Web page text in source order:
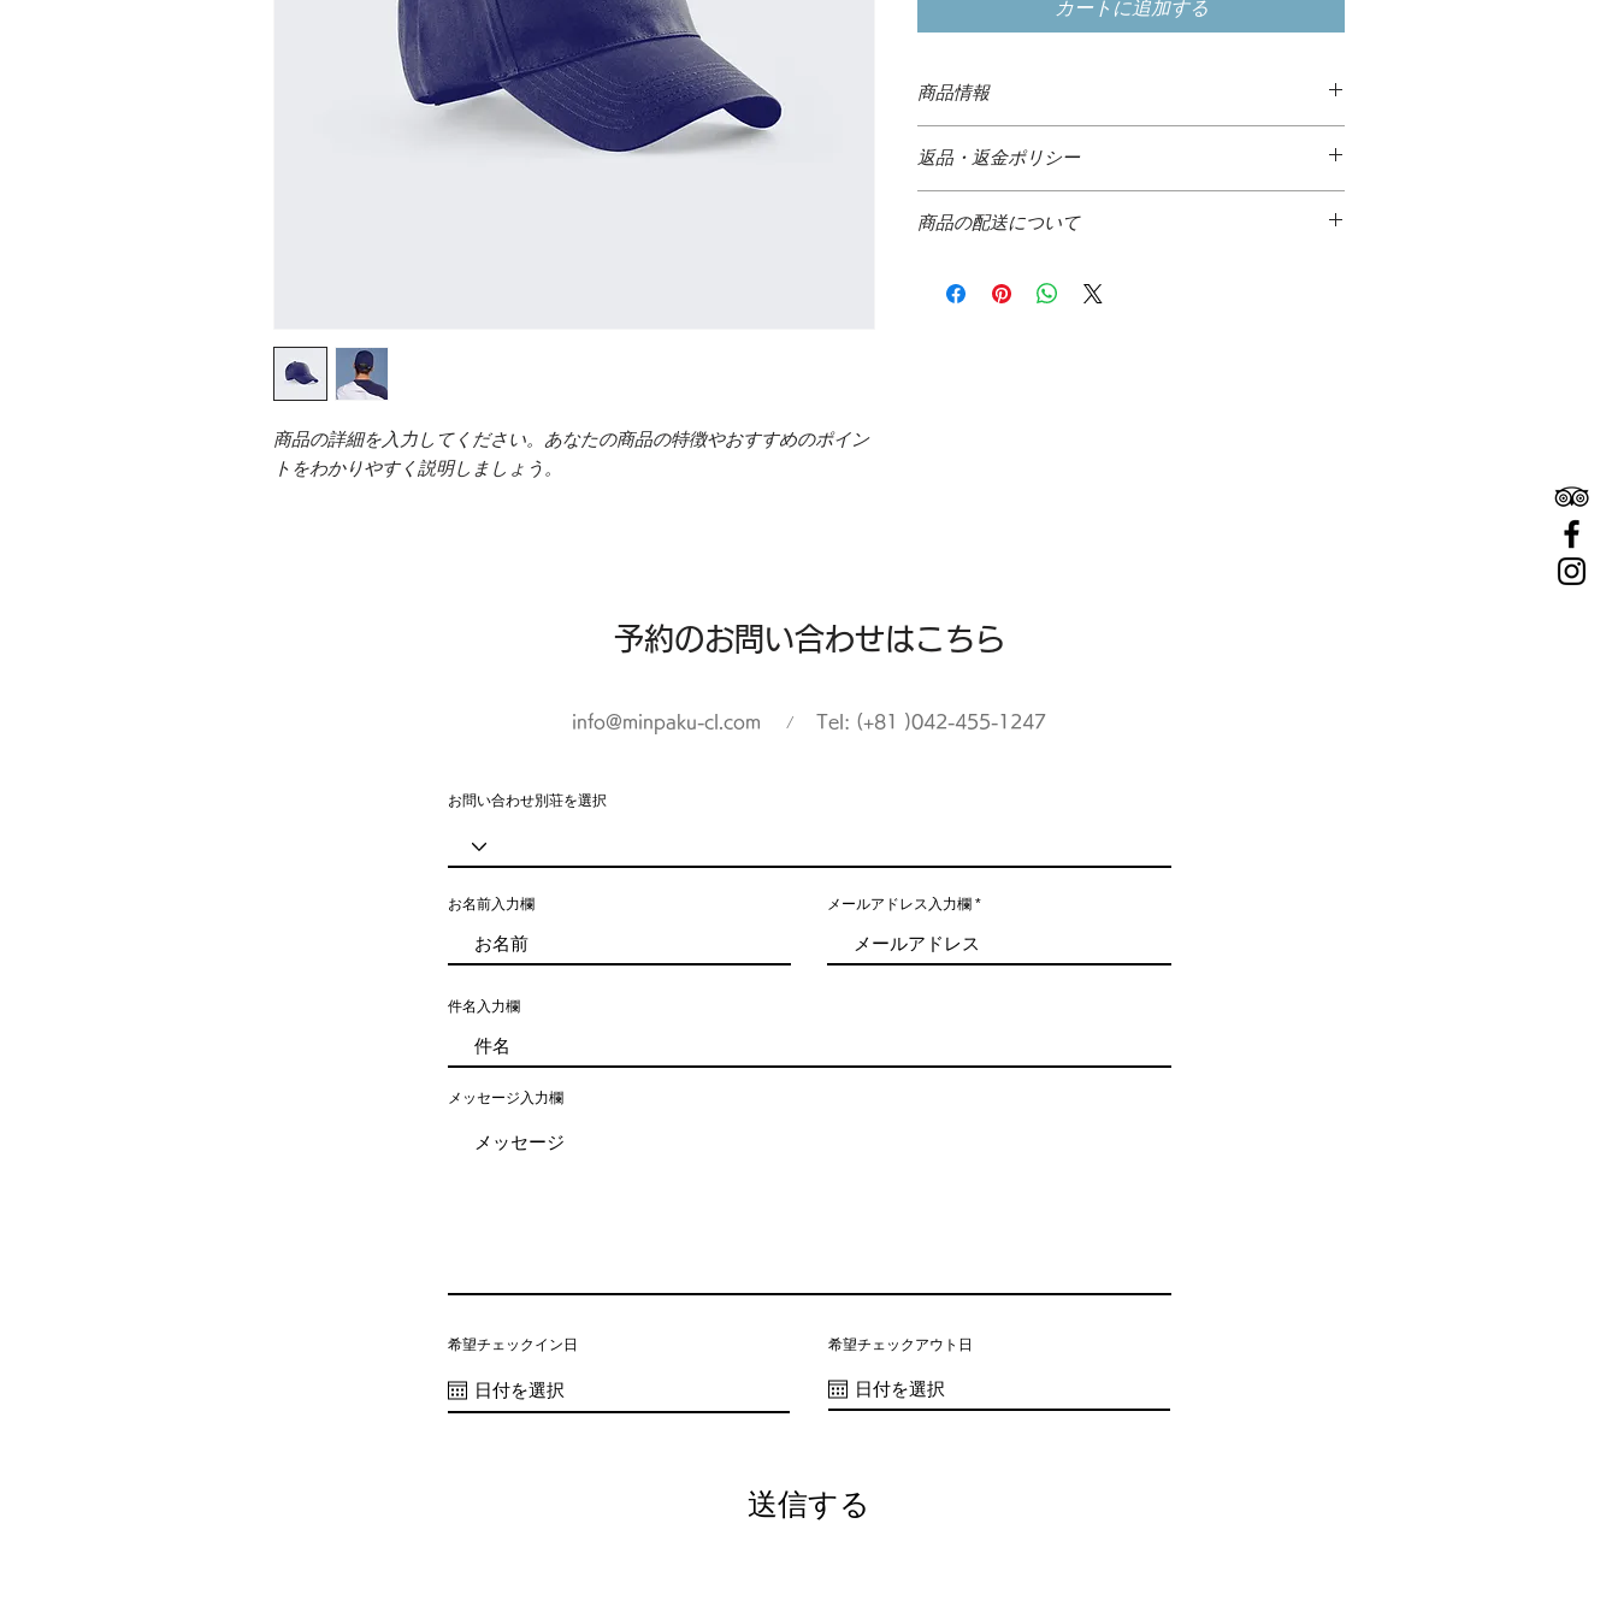
商品の詳細を入力してください。あなたの商品の特徴やおすすめのポイン
トをわかりやすく説明しましょう。
カートに追加する
商品情報
明に加え、商品の特徴やおすすめのポイントなどを説明
しましょう。
返品・返金ポリシー
満足しなかった場合や、不備があった場合に行う手続き
顧客からの信頼を獲得し、安心して商品を購入していた
だけます。
商品の配送について
する情報を入力してください。配送情報を明確にするこ
​予約のお問い合わせはこちら
info@minpaku-cl.com / Tel: (+81 )042-455-1247
お問い合わせ別荘を選択
お名前入力欄 メールアドレス入力欄
件名入力欄
メッセージ入力欄
希望チェックイン日 希望チェックアウト日
送信する